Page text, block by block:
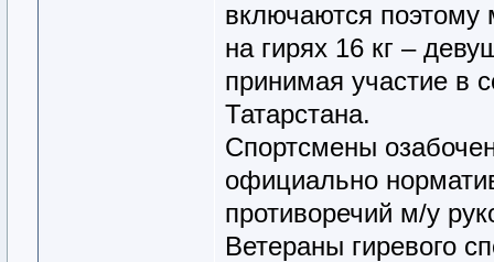
включаются
на гирях 16 кг –
принимая участие в
Татарстана.
Спортсмены
официально
противоречий м/у
Ветераны гиревого